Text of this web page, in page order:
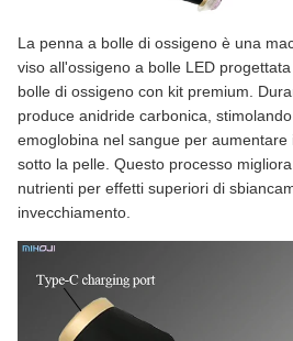
La penna a bolle di ossigeno è una
viso all'ossigeno a bolle LED
bolle di ossigeno con kit premium.
produce anidride carbonica,
emoglobina nel sangue per
sotto la pelle. Questo processo
nutrienti per effetti superiori di
invecchiamento.